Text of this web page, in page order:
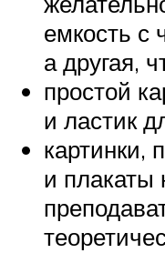
емкость с
а другая,
простой
и ластик
картинки,
и плакаты